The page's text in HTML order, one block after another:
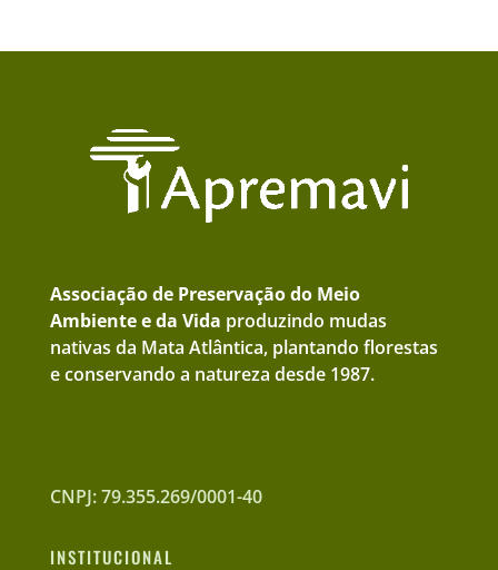
Associação de Preservação do Meio
Ambiente e da Vida produzindo mudas
nativas da Mata Atlântica, plantando florestas
e conservando a natureza desde 1987.
CNPJ: 79.355.269/0001-40
INSTITUCIONAL